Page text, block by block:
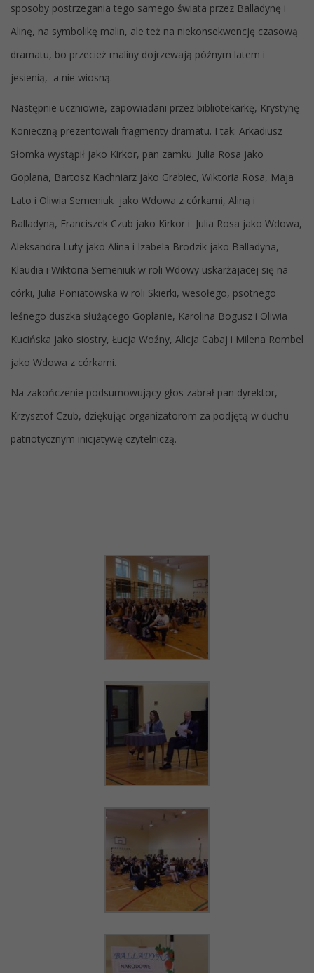
sposoby postrzegania tego samego świata przez Balladynę i
Alinę, na symbolikę malin, ale też na niekonsekwencję czasową
dramatu, bo przecież maliny dojrzewają późnym latem i
jesienią, a nie wiosną.
Następnie uczniowie, zapowiadani przez bibliotekarkę, Krystynę
Konieczną prezentowali fragmenty dramatu. I tak: Arkadiusz
Słomka wystąpił jako Kirkor, pan zamku. Julia Rosa jako
Goplana, Bartosz Kachniarz jako Grabiec, Wiktoria Rosa, Maja
Lato i Oliwia Semeniuk jako Wdowa z córkami, Aliną i
Balladyną, Franciszek Czub jako Kirkor i Julia Rosa jako Wdowa,
Aleksandra Luty jako Alina i Izabela Brodzik jako Balladyna,
Klaudia i Wiktoria Semeniuk w roli Wdowy uskarżajacej się na
córki, Julia Poniatowska w roli Skierki, wesołego, psotnego
leśnego duszka służącego Goplanie, Karolina Bogusz i Oliwia
Kucińska jako siostry, Łucja Woźny, Alicja Cabaj i Milena Rombel
jako Wdowa z córkami.
Na zakończenie podsumowujący głos zabrał pan dyrektor,
Krzysztof Czub, dziękując organizatorom za podjętą w duchu
patriotycznym inicjatywę czytelniczą.